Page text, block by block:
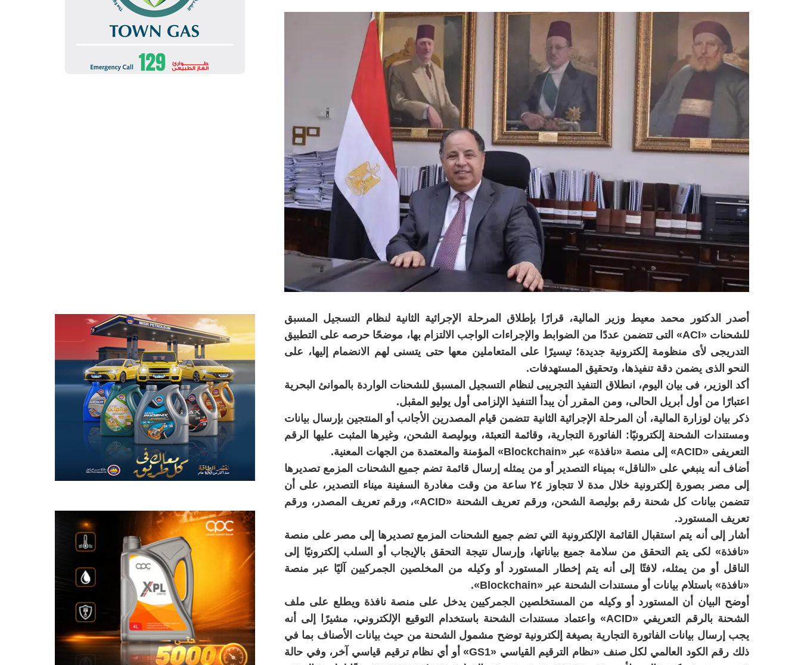
أصدر الدكتور محمد معيط وزير المالية، قرارًا بإطلاق المرحلة الإجرائية الثانية لنظام التسجيل المسبق
للشحنات «ACI» التى تتضمن عددًا من الضوابط والإجراءات الواجب الالتزام بها، موضحًا حرصه على التطبيق
التدريجى لأى منظومة إلكترونية جديدة؛ تيسيرًا على المتعاملين معها حتى يتسنى لهم الانضمام إليها، على
النحو الذى يضمن دقة تنفيذها، وتحقيق المستهدفات.
أكد الوزير، فى بيان اليوم، انطلاق التنفيذ التجريبى لنظام التسجيل المسبق للشحنات الواردة بالموانئ البحرية
اعتبارًا من أول أبريل الحالى، ومن المقرر أن يبدأ التنفيذ الإلزامى أول يوليو المقبل.
ذكر بيان لوزارة المالية، أن المرحلة الإجرائية الثانية تتضمن قيام المصدرين الأجانب أو المنتجين بإرسال بيانات
ومستندات الشحنة إلكترونيًا: الفاتورة التجارية، وقائمة التعبئة، وبوليصة الشحن، وغيرها المثبت عليها الرقم
التعريفى «ACID» إلى منصة «نافذة» عبر «Blockchain» المؤمنة والمعتمدة من الجهات المعنية.
أضاف أنه ينبغي على «الناقل» بميناء التصدير أو من يمثله إرسال قائمة تضم جميع الشحنات المزمع تصديرها
إلى مصر بصورة إلكترونية خلال مدة لا تتجاوز ٢٤ ساعة من وقت مغادرة السفينة ميناء التصدير، على أن
تتضمن بيانات كل شحنة رقم بوليصة الشحن، ورقم تعريف الشحنة «ACID»، ورقم تعريف المصدر، ورقم
تعريف المستورد.
أشار إلى أنه يتم استقبال القائمة الإلكترونية التي تضم جميع الشحنات المزمع تصديرها إلى مصر على منصة
«نافذة» لكى يتم التحقق من سلامة جميع بياناتها، وإرسال نتيجة التحقق بالإيجاب أو السلب إلكترونيًا إلى
الناقل أو من يمثله، لافتًا إلى أنه يتم إخطار المستورد أو وكيله من المخلصين الجمركيين آليًا عبر منصة
«نافذة» باستلام بيانات أو مستندات الشحنة عبر «Blockchain».
أوضح البيان أن المستورد أو وكيله من المستخلصين الجمركيين يدخل على منصة نافذة ويطلع على ملف
الشحنة بالرقم التعريفي «ACID» واعتماد مستندات الشحنة باستخدام التوقيع الإلكتروني، مشيرًا إلى أنه
يجب إرسال بيانات الفاتورة التجارية بصيغة إلكترونية توضح مشمول الشحنة من حيث بيانات الأصناف بما في
ذلك رقم الكود العالمي لكل صنف «نظام الترقيم القياسي «GS1» أو أي نظام ترقيم قياسي آخر، وفي حالة